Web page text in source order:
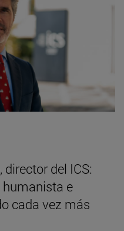
del ICS:
humanista e
cada vez más